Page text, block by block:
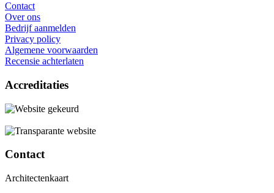
Contact
Over ons
Bedrijf aanmelden
Privacy policy
Algemene voorwaarden
Recensie achterlaten
Accreditaties
Contact
Architectenkaart